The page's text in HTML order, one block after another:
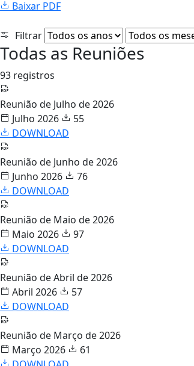
Baixar PDF
Filtrar
Todas as Reuniões
93 registros
Reunião de Julho de 2026
Julho 2026
55
DOWNLOAD
Reunião de Junho de 2026
Junho 2026
76
DOWNLOAD
Reunião de Maio de 2026
Maio 2026
97
DOWNLOAD
Reunião de Abril de 2026
Abril 2026
57
DOWNLOAD
Reunião de Março de 2026
Março 2026
61